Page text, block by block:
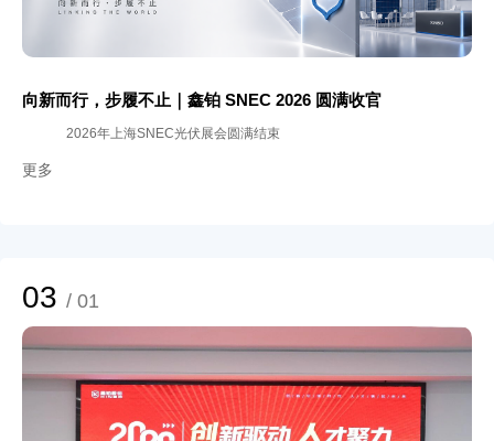
向新而行，步履不止｜鑫铂 SNEC 2026 圆满收官
2026年上海SNEC光伏展会圆满结束
更多
03 / 01